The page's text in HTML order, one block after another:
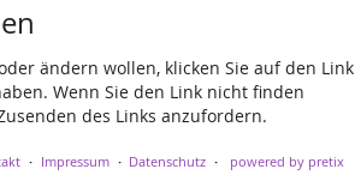
ändern wollen, klicken Sie auf den Link
Wenn Sie den Link nicht finden
des Links anzufordern.
Impressum Datenschutz powered by pretix